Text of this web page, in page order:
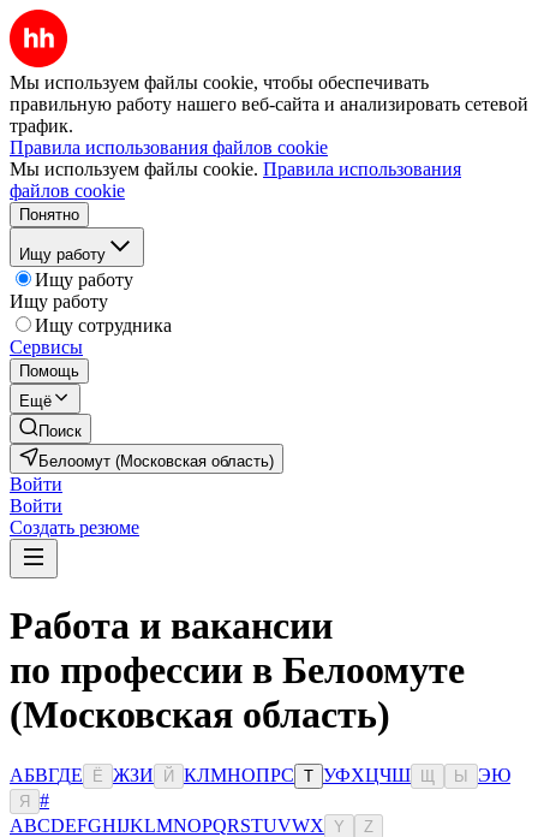
Мы используем файлы cookie, чтобы обеспечивать
правильную работу нашего веб-сайта и анализировать сетевой
трафик.
Правила использования файлов cookie
Мы используем файлы cookie. Правила использования
файлов cookie
Понятно
Ищу работу
Ищу работу
Ищу работу
Ищу сотрудника
Сервисы
Помощь
Ещё
Поиск
Белоомут (Московская область)
Войти
Войти
Создать резюме
Работа и вакансии
по профессии в Белоомуте
(Московская область)
АБВГДЕ Ё ЖЗИ Й КЛМНОПРС Т УФХЦЧШ Ы ЭЮ
Я
#
ABCDEFGHIJKLMNOPQRSTUVWX Y Z